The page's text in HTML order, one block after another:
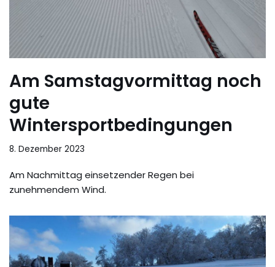
Am Samstagvormittag noch
gute
Wintersportbedingungen
8. Dezember 2023
Am Nachmittag einsetzender Regen bei
zunehmendem Wind.